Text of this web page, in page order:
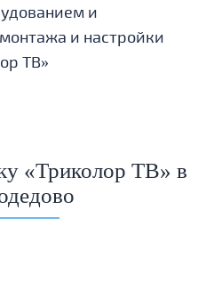
и
и настройки
ТВ»
«Триколор ТВ» в